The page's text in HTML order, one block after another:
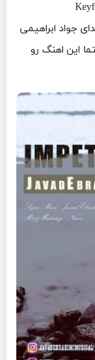
جواد ابراهیمی
این اهنگ رو